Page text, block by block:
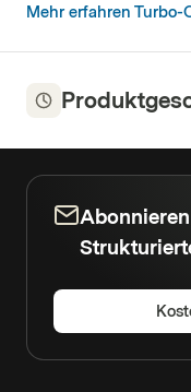
Mehr erfahren